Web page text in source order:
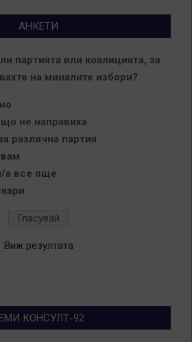
АНКЕТИ
партията или коалицията, за
на миналите избори?
не направиха
различна партия
а все още
Виж резултата
КОНСУЛТ-92